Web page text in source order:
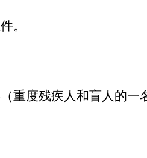
。
重度残疾人和盲人的一